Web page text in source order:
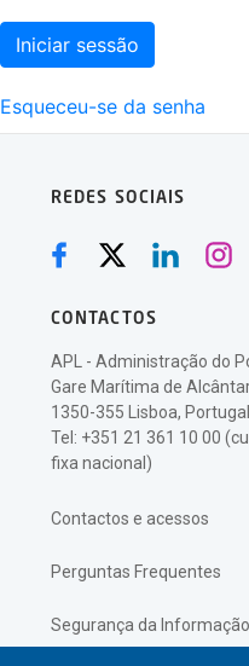
Iniciar sessão
Esqueceu-se da senha
REDES SOCIAIS
CONTACTOS
APL - Administração do
Gare Marítima de
1350-355 Lisboa, Portugal
Tel: +351 21 361 10 00
fixa nacional)
Contactos e acessos
Perguntas Frequentes
Segurança da Informação